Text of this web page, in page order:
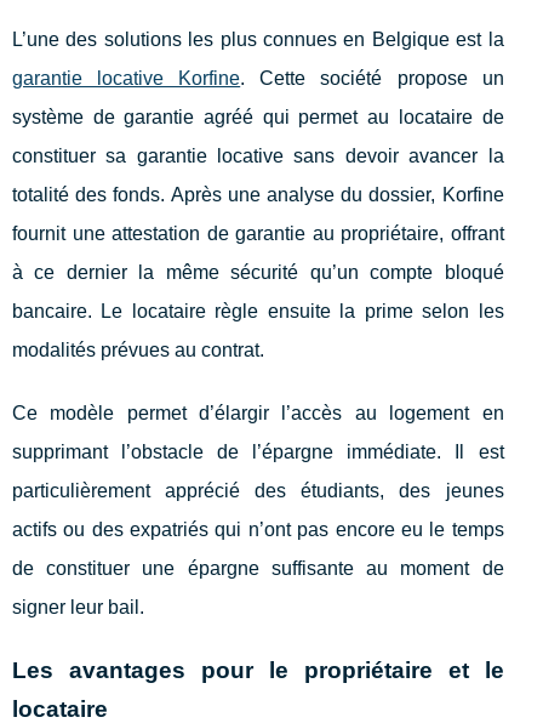
L’une des solutions les plus connues en Belgique est la
garantie locative Korfine. Cette société propose un
système de garantie agréé qui permet au locataire de
constituer sa garantie locative sans devoir avancer la
totalité des fonds. Après une analyse du dossier, Korfine
fournit une attestation de garantie au propriétaire, offrant
à ce dernier la même sécurité qu’un compte bloqué
bancaire. Le locataire règle ensuite la prime selon les
modalités prévues au contrat.
Ce modèle permet d’élargir l’accès au logement en
supprimant l’obstacle de l’épargne immédiate. Il est
particulièrement apprécié des étudiants, des jeunes
actifs ou des expatriés qui n’ont pas encore eu le temps
de constituer une épargne suffisante au moment de
signer leur bail.
Les avantages pour le propriétaire et le
locataire